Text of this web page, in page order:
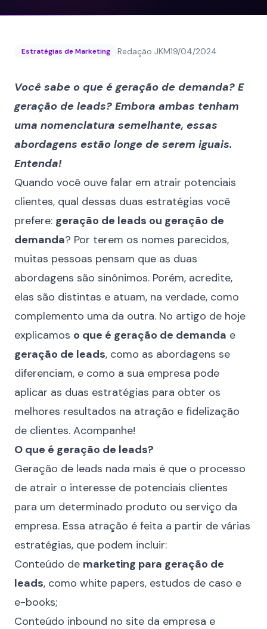
Estratégias de Marketing Redação JKM19/04/2024
Você sabe o que é geração de demanda? E
geração de leads? Embora ambas tenham
uma nomenclatura semelhante, essas
abordagens estão longe de serem iguais.
Entenda!
Quando você ouve falar em atrair potenciais
clientes, qual dessas duas estratégias você
prefere: geração de leads ou geração de
demanda? Por terem os nomes parecidos,
muitas pessoas pensam que as duas
abordagens são sinônimos. Porém, acredite,
elas são distintas e atuam, na verdade, como
complemento uma da outra. No artigo de hoje
explicamos o que é geração de demanda e
geração de leads, como as abordagens se
diferenciam, e como a sua empresa pode
aplicar as duas estratégias para obter os
melhores resultados na atração e fidelização
de clientes. Acompanhe!
O que é geração de leads?
Geração de leads nada mais é que o processo
de atrair o interesse de potenciais clientes
para um determinado produto ou serviço da
empresa. Essa atração é feita a partir de várias
estratégias, que podem incluir:
Conteúdo de marketing para geração de
leads, como white papers, estudos de caso e
e-books;
Conteúdo inbound no site da empresa e